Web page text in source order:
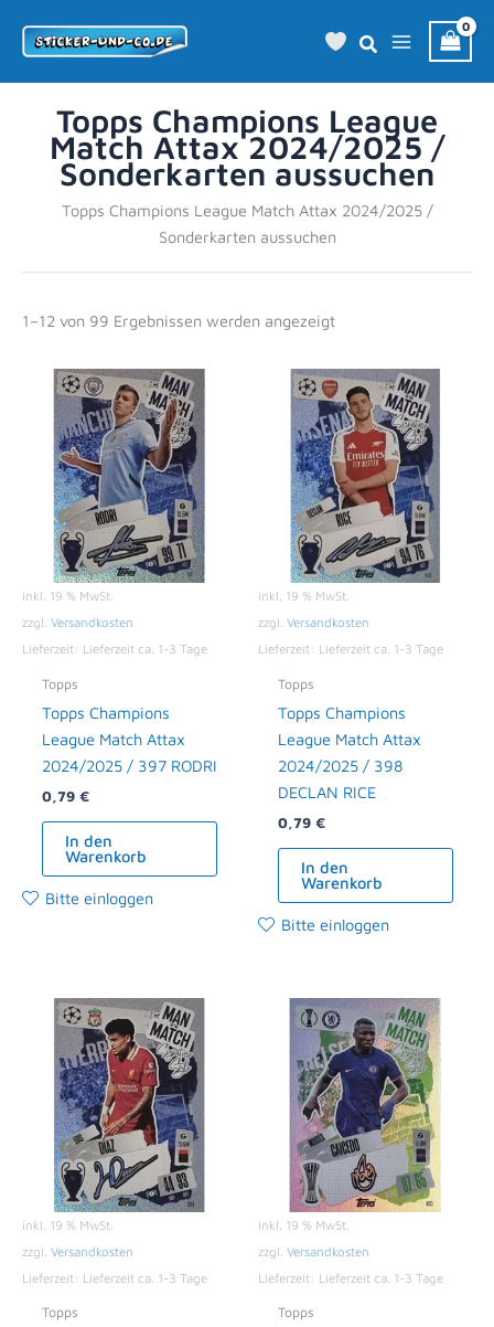
Inhalt
Topps Champions League
Match Attax 2024/2025 /
Sonderkarten aussuchen
Topps Champions League Match Attax 2024/2025 /
Sonderkarten aussuchen
1–12 von 99 Ergebnissen werden angezeigt
inkl. 19 % MwSt.
zzgl. Versandkosten
Lieferzeit: Lieferzeit ca. 1-3 Tage
Topps
Topps Champions
League Match Attax
2024/2025 / 397 RODRI
0,79 €
In den
Warenkorb
Bitte einloggen
inkl. 19 % MwSt.
zzgl. Versandkosten
Lieferzeit: Lieferzeit ca. 1-3 Tage
Topps
Topps Champions
League Match Attax
2024/2025 / 398
DECLAN RICE
0,79 €
In den
Warenkorb
Bitte einloggen
inkl. 19 % MwSt.
zzgl. Versandkosten
Lieferzeit: Lieferzeit ca. 1-3 Tage
Topps
inkl. 19 % MwSt.
zzgl. Versandkosten
Lieferzeit: Lieferzeit ca. 1-3 Tage
Topps